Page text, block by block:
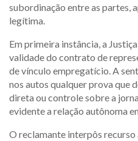
subordinação entre as partes,
legítima.
Em primeira instância, a
validade do contrato de
de vínculo empregatício. A
nos autos qualquer prova que
direta ou controle sobre a
evidente a relação autônoma
O reclamante interpôs